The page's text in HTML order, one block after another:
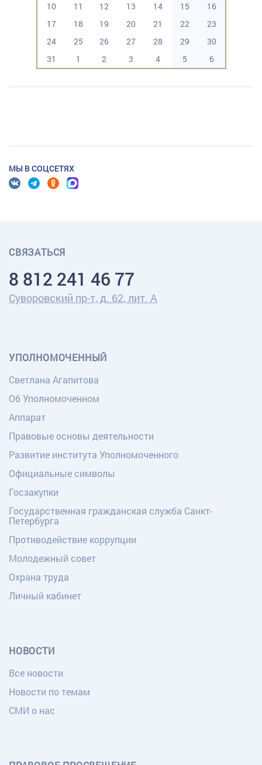
10
11 12 13 14 15
16
17
18 19 20 21 22
23
24
25 26 27 28 29
30
31
1 2 3 4 5 6
МЫ В СОЦСЕТЯХ
СВЯЗАТЬСЯ
8 812 241 46 77
Суворовский пр-т, д. 62, лит. А
УПОЛНОМОЧЕННЫЙ
Светлана Агапитова
Об Уполномоченном
Аппарат
Правовые основы деятельности
Развитие института Уполномоченного
Официальные символы
Госзакупки
Государственная гражданская служба Санкт-
Петербурга
Противодействие коррупции
Молодежный совет
Охрана труда
Личный кабинет
НОВОСТИ
Все новости
Новости по темам
СМИ о нас